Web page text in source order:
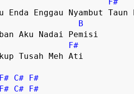
Enda Enggau Nyambut Taun
B
F#
Tusah Meh Ati
F# C# F#
F# C# F#